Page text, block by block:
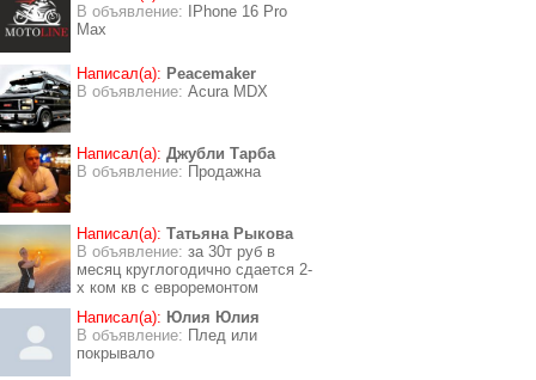
В объявление:
IPhone 16 Pro
Max
Написал(а): Peacemaker
В объявление: Acura MDX
Написал(а): Джубли Тарба
В объявление: Продажна
Написал(а): Татьяна Рыкова
В объявление: за 30т руб в
месяц круглогодично сдается 2-
х ком кв с евроремонтом
Написал(а): Юлия Юлия
В объявление: Плед или
покрывало